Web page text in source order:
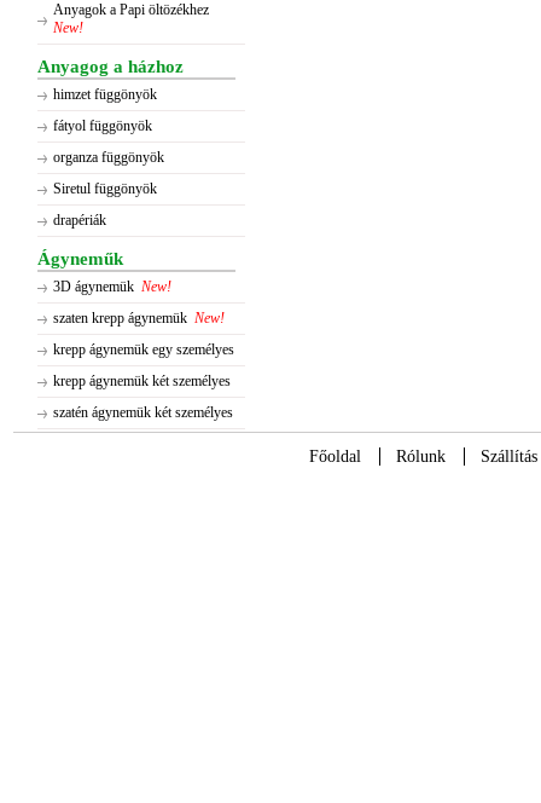
Anyagok a Papi öltözékhez
New!
Anyagog a házhoz
himzet függönyök
fátyol függönyök
organza függönyök
Siretul függönyök
drapériák
Ágyneműk
3D ágynemük New!
szaten krepp ágynemük New!
krepp ágynemük egy személyes
krepp ágynemük két személyes
szatén ágynemük két személyes
Főoldal Rólunk Szállítás